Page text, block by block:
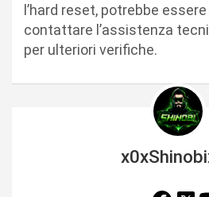
l’hard reset, potrebbe
contattare l’assistenza
per ulteriori verifiche.